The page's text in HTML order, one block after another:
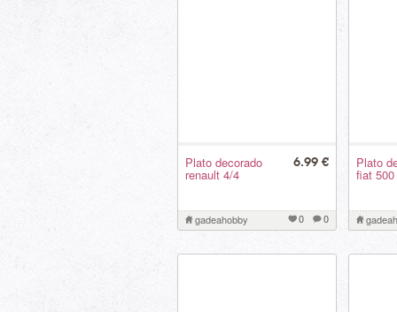
Plato decorado
renault 4/4
6.99 €
gadeahobby 0 0
Plato
fiat 500